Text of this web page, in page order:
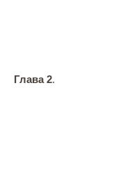
Глава 2.